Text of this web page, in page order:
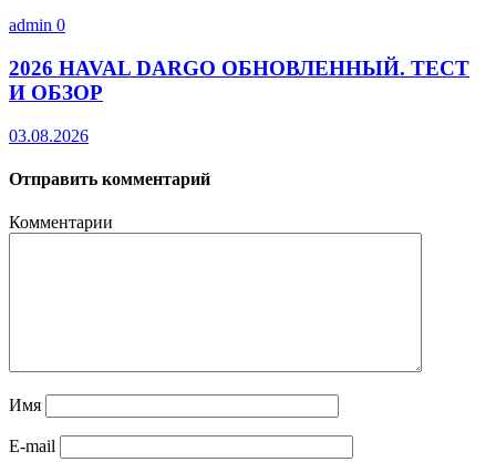
admin 0
2026 HAVAL DARGO ОБНОВЛЕННЫЙ. ТЕСТ
И ОБЗОР
03.08.2026
Отправить комментарий
Комментарии
Имя
E-mail